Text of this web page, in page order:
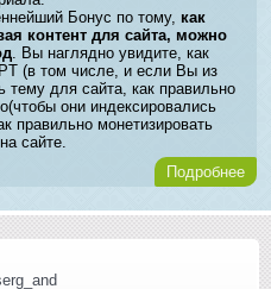
Бонус по тому,как
контент для сайта, можно
. Вы наглядно увидите, как
(в том числе, и если Вы из
тему для сайта, как правильно
они индексировались
правильно монетизировать
сайте.
Подробнее